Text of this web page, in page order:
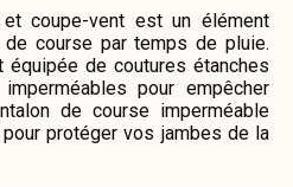
coupe-vent est un élément
course par temps de pluie.
équipée de coutures étanches
pour empêcher
de course imperméable
protéger vos jambes de la